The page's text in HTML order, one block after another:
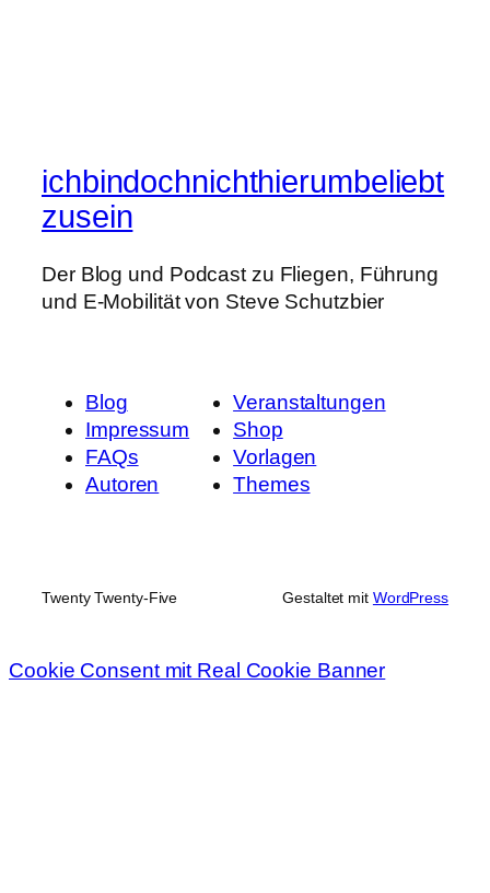
ichbindochnichthierumbeliebt
zusein
Der Blog und Podcast zu Fliegen, Führung
und E-Mobilität von Steve Schutzbier
Blog
Impressum
FAQs
Autoren
Veranstaltungen
Shop
Vorlagen
Themes
Twenty Twenty-Five Gestaltet mit WordPress
Cookie Consent mit Real Cookie Banner